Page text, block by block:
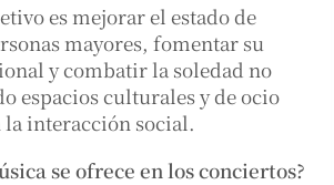
es mejorar el estado de
mayores, fomentar su
y combatir la soledad no
espacios culturales y de ocio
interacción social.
se ofrece en los conciertos?